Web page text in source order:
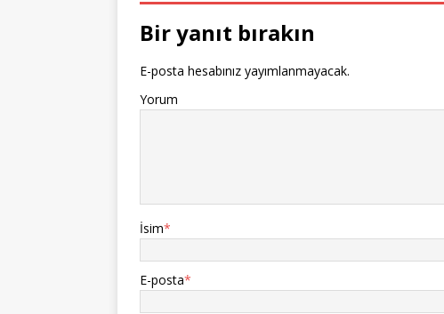
Bir yanıt bırakın
E-posta hesabınız yayımlanmayacak.
Yorum
İsim*
E-posta*